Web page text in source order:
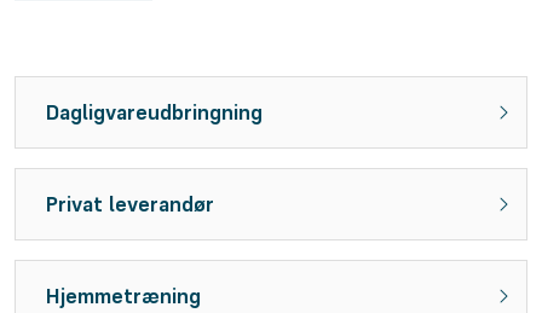
Dagligvareudbringning
Privat leverandør
Hjemmetræning